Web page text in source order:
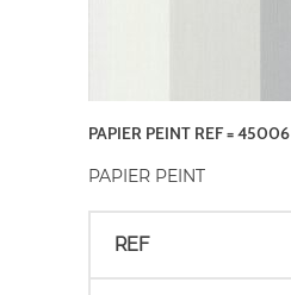
PAPIER PEINT REF = 45006
PAPIER PEINT
REF